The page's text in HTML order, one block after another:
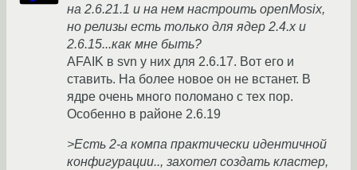
на 2.6.21.1 и на нем настроить openMosix,
но релизы есть только для ядер 2.4.х и
2.6.15...как мне быть?
AFAIK в svn у них для 2.6.17. Вот его и
ставить. На более новое он не встанет. В
ядре очень много поломано с тех пор.
Особенно в районе 2.6.19
>Есть 2-а компа практически идентичной
конфигурации.., захотел создать кластер,